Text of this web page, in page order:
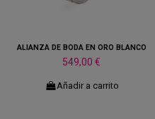
ALIANZA DE BODA EN ORO BLANCO
549,00 €
Añadir a carrito